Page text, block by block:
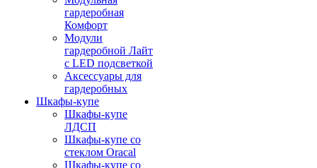
гардеробная
Комфорт
Модули
гардеробной Лайт
с LED подсветкой
Аксессуары для
гардеробных
Шкафы-купе
Шкафы-купе
ЛДСП
Шкафы-купе со
стеклом Oracal
Шкафы-купе со